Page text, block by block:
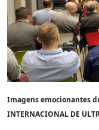
Imagens emocionantes
INTERNACIONAL DE